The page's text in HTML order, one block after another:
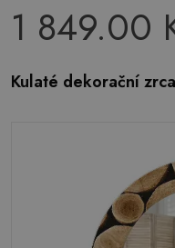
1 849.00
Kulaté dekorační